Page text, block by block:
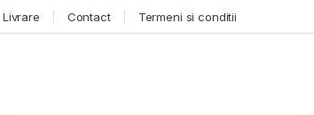
Livrare Contact Termeni si conditii